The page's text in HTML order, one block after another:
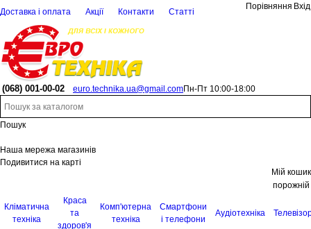
Доставка і оплата Акції Контакти Статті
Порівняння Вхід
(068) 001-00-02 euro.technika.ua@gmail.comПн-Пт 10:00-18:00
Пошук
Наша мережа магазинів
Подивитися на карті
Мій кошик
порожній
Кліматична
техніка
Краса
та
здоров'я
Комп'ютерна
техніка
Смартфони
і телефони
Аудіотехніка